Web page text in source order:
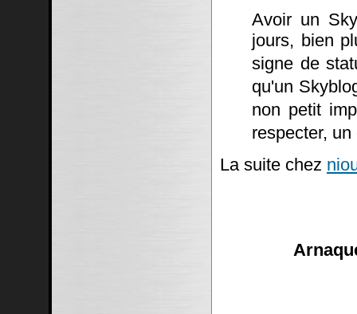
Avoir un
jours, bien
signe de
qu'un
non petit
respecter,
La suite chez